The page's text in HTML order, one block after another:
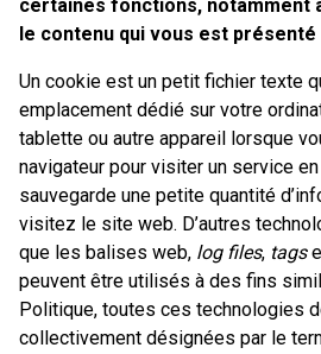
certaines fonctions, notamment
le contenu qui vous est
Un cookie est un petit fichier texte
emplacement dédié sur votre
tablette ou autre appareil lorsque
navigateur pour visiter un service
sauvegarde une petite quantité
visitez le site web. D’autres
que les balises web, log files, tags
peuvent être utilisés à des fins
Politique, toutes ces technologies
collectivement désignées par le